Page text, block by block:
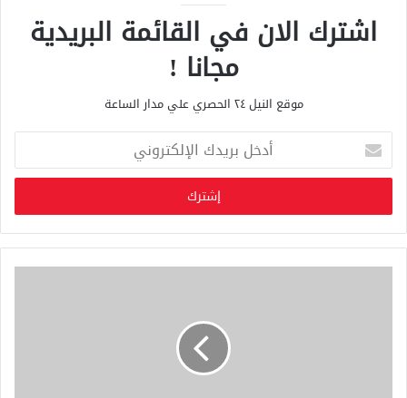
اشترك الان في القائمة البريدية
مجانا !
موقع النيل ٢٤ الحصري علي مدار الساعة
خ
ب
ر
ي
د